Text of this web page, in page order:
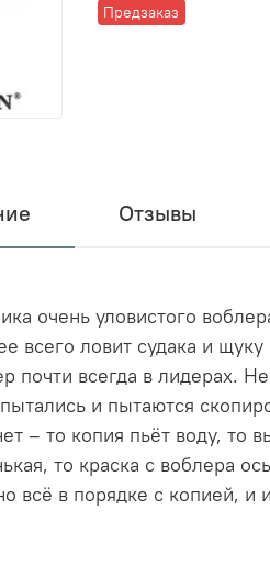
Предзаказ
Отзывы
очень уловистого
всего ловит судака и
почти всегда в лидерах.
и пытаются
– то копия пьёт воду, то
то краска с воблера
всё в порядке с копией, и